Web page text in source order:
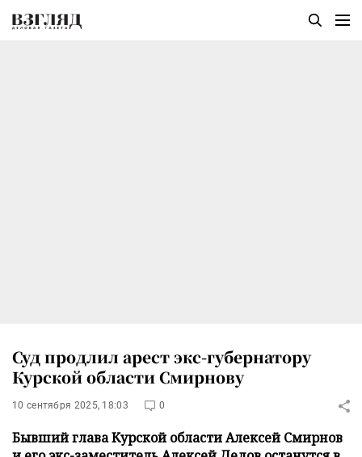
Суд продлил арест экс-губернатору
Курской области Смирнову
10 сентября 2025, 18:03 0
Бывший глава Курской области Алексей Смирнов